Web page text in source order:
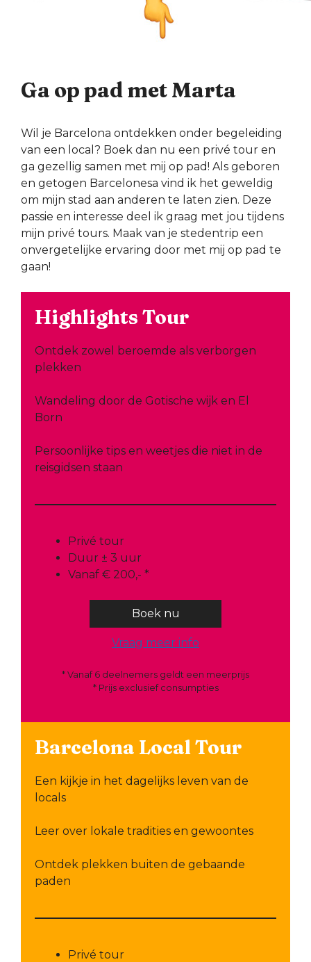
Ga op pad met Marta
Wil je Barcelona ontdekken onder begeleiding
van een local? Boek dan nu een privé tour en
ga gezellig samen met mij op pad! Als geboren
en getogen Barcelonesa vind ik het geweldig
om mijn stad aan anderen te laten zien. Deze
passie en interesse deel ik graag met jou tijdens
mijn privé tours. Maak van je stedentrip een
onvergetelijke ervaring door met mij op pad te
gaan!
Highlights Tour
Ontdek zowel beroemde als verborgen
plekken
Wandeling door de Gotische wijk en El
Born
Persoonlijke tips en weetjes die niet in de
reisgidsen staan
Privé tour
Duur ± 3 uur
Vanaf € 200,- *
Boek nu
Vraag meer info
* Vanaf 6 deelnemers geldt een meerprijs
* Prijs exclusief consumpties
Barcelona Local Tour
Een kijkje in het dagelijks leven van de
locals
Leer over lokale tradities en gewoontes
Ontdek plekken buiten de gebaande
paden
Privé tour